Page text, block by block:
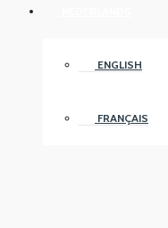
ENGLISH
FRANÇAIS